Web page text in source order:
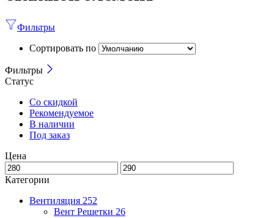
Фильтры
Сортировать по
Фильтры
Статус
Со скидкой
Рекомендуемое
В наличии
Под заказ
Цена
Категории
Вентиляция 252
Вент Решетки 26